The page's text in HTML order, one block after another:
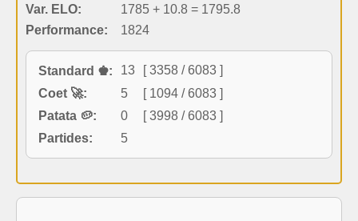
Var. ELO:
1785 + 10.8 = 1795.8
Performance:
1824
Standard ♚: 13
[ 3358 / 6083 ]
Coet 🚀:
5
[ 1094 / 6083 ]
Patata 🥔:
0
[ 3998 / 6083 ]
Partides:
5